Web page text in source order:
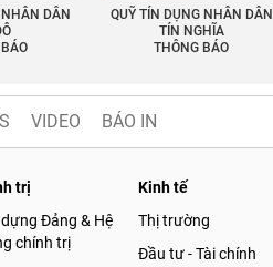
NHÂN DÂN
QUỸ TÍN DỤNG NHÂN DÂN
TÍN NGHĨA
THÔNG BÁO
VIDEO BÁO IN
trị
Đảng & Hệ
chính trị
Kinh tế
Thị trường
Đầu tư - Tài chính